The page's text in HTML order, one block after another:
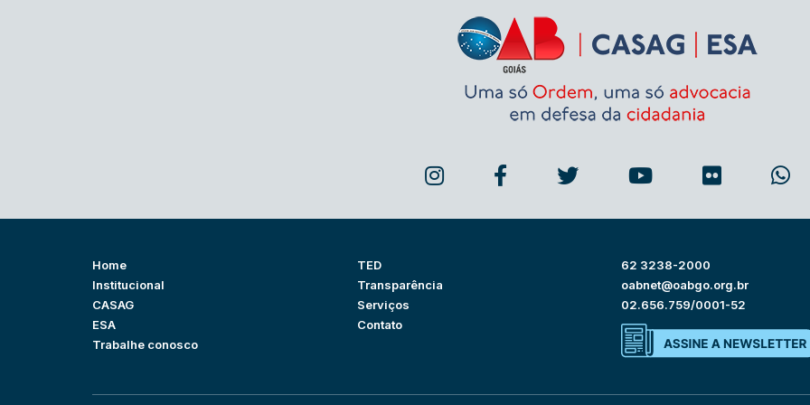
Home
Institucional
CASAG
ESA
Trabalhe conosco
TED
Transparência
Serviços
Contato
62 3238-2000
oabnet@oabgo.org.br
02.656.759/0001-52